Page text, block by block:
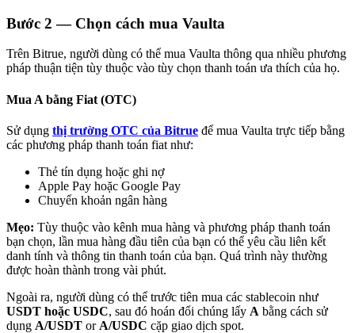
Staking 101
Tìm hiểu về kiếm thu nhập thụ động
Bitrue
AI
Đối tác Bitrue
Bước 2 — Chọn cách mua Vaulta
Trên Bitrue, người dùng có thể mua Vaulta thông qua nhiều phương
pháp thuận tiện tùy thuộc vào tùy chọn thanh toán ưa thích của họ.
Mua A bằng Fiat (OTC)
Sử dụng thị trường OTC của Bitrue để mua Vaulta trực tiếp bằng
các phương pháp thanh toán fiat như:
Thẻ tín dụng hoặc ghi nợ
Apple Pay hoặc Google Pay
Chuyển khoản ngân hàng
Mẹo: Tùy thuộc vào kênh mua hàng và phương pháp thanh toán
bạn chọn, lần mua hàng đầu tiên của bạn có thể yêu cầu liên kết
danh tính và thông tin thanh toán của bạn. Quá trình này thường
được hoàn thành trong vài phút.
Ngoài ra, người dùng có thể trước tiên mua các stablecoin như
USDT hoặc USDC, sau đó hoán đổi chúng lấy A bằng cách sử
dụng A/USDT or A/USDC cặp giao dịch spot.